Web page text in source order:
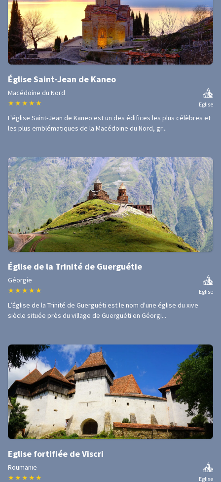
Église Saint-Jean de Kaneo
Macédoine du Nord
★ ★ ★ ★ ★ Eglise
L'église Saint-Jean de Kaneo est un des édifices les plus célèbres et
les plus emblématiques de la Macédoine du Nord, gr...
Église de la Trinité de Guerguétie
Géorgie
★ ★ ★ ★ ★ Eglise
L’Église de la Trinité de Guerguéti est le nom d'une église du xive
siècle située près du village de Guerguéti en Géorgi...
Eglise fortifiée de Viscri
Roumanie
★ ★ ★ ★ ★ Eglise